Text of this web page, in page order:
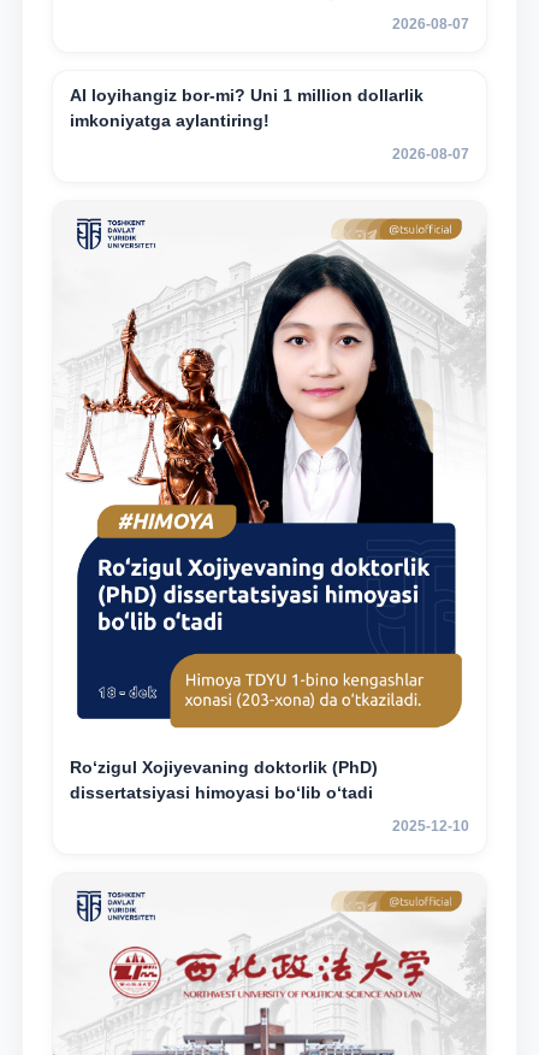
2026-08-07
AI loyihangiz bor-mi? Uni 1 million dollarlik
imkoniyatga aylantiring!
2026-08-07
Ro‘zigul Xojiyevaning doktorlik (PhD)
dissertatsiyasi himoyasi bo‘lib o‘tadi
2025-12-10